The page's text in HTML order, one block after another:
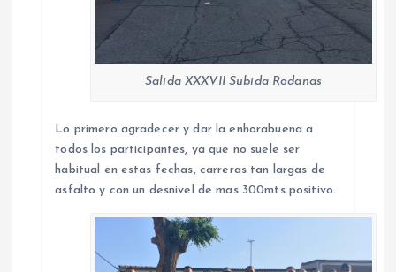
Salida XXXVII Subida Rodanas
Lo primero agradecer y dar la enhorabuena a
todos los participantes, ya que no suele ser
habitual en estas fechas, carreras tan largas de
asfalto y con un desnivel de mas 300mts positivo.